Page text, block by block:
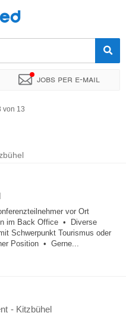
Jobs per e-mail
von 13
vor Ort
im Back Office • Diverse
Schwerpunkt Tourismus oder
Position • Gerne...
- Kitzbühel